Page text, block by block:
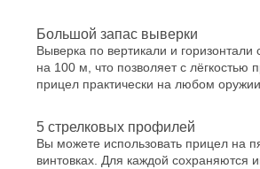
Большой запас выверки
Выверка по вертикали и горизонтали
на 100 м, что позволяет с лёгкостью
прицел практически на любом
5 стрелковых профилей
Вы можете использовать прицел на
винтовках. Для каждой сохраняются